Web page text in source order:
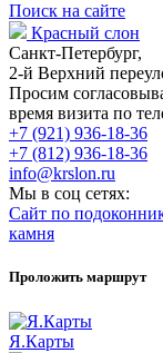
Поиск на сайте
Красный слон
Санкт-Петербург,
2-й Верхний
Просим
время визита по
+7 (921) 936-18-36
+7 (812) 936-18-36
info@krslon.ru
Мы в соц сетях:
Сайт по
камня
Проложить маршрут
Я.Карты